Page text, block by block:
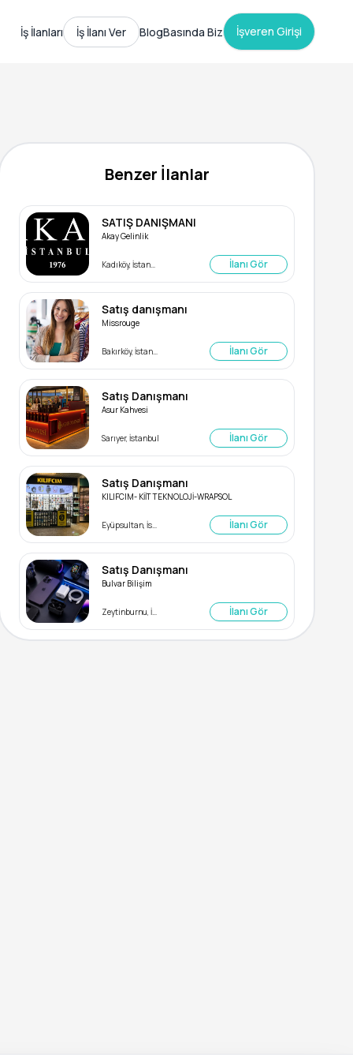
İş İlanları İş İlanı Ver BlogBasında Biz İşveren Girişi
Benzer İlanlar
SATIŞ DANIŞMANI
Akay Gelinlik
İlanı Gör
Satış danışmanı
Missrouge
İlanı Gör
Satış Danışmanı
Asur Kahvesi
Sarıyer, İstanbul İlanı Gör
Satış Danışmanı
KILIFCIM- KİİT TEKNOLOJİ-WRAPSOL
İlanı Gör
Satış Danışmanı
Bulvar Bilişim
İlanı Gör